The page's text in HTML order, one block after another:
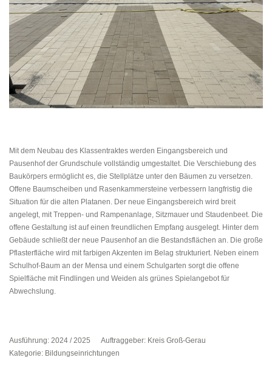
Mit dem Neubau des Klassentraktes werden Eingangsbereich und
Pausenhof der Grundschule vollständig umgestaltet. Die Verschiebung des
Baukörpers ermöglicht es, die Stellplätze unter den Bäumen zu versetzen.
Offene Baumscheiben und Rasenkammersteine verbessern langfristig die
Situation für die alten Platanen. Der neue Eingangsbereich wird breit
angelegt, mit Treppen- und Rampenanlage, Sitzmauer und Staudenbeet. Die
offene Gestaltung ist auf einen freundlichen Empfang ausgelegt. Hinter dem
Gebäude schließt der neue Pausenhof an die Bestandsflächen an. Die große
Pflasterfläche wird mit farbigen Akzenten im Belag strukturiert. Neben einem
Schulhof-Baum an der Mensa und einem Schulgarten sorgt die offene
Spielfläche mit Findlingen und Weiden als grünes Spielangebot für
Abwechslung.
Ausführung: 2024 / 2025
Auftraggeber: Kreis Groß-Gerau
Kategorie: Bildungseinrichtungen